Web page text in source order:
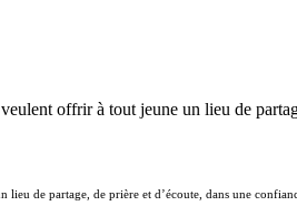
offrir à tout jeune un lieu de
de partage, de prière et d’écoute, dans une